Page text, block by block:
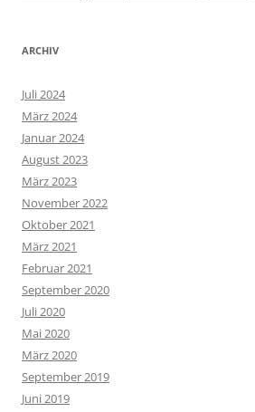
ARCHIV
Juli 2024
März 2024
Januar 2024
August 2023
März 2023
November 2022
Oktober 2021
März 2021
Februar 2021
September 2020
Juli 2020
Mai 2020
März 2020
September 2019
Juni 2019